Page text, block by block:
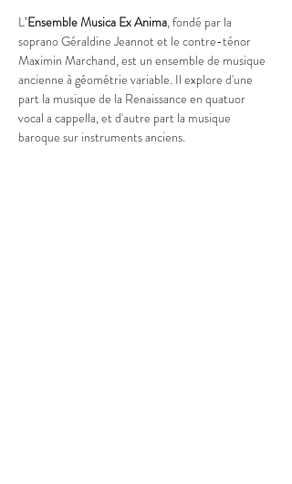
L’Ensemble Musica Ex Anima, fondé par la
soprano Géraldine Jeannot et le contre-ténor
Maximin Marchand, est un ensemble de musique
ancienne à géométrie variable. Il explore d'une
part la musique de la Renaissance en quatuor
vocal a cappella, et d'autre part la musique
baroque sur instruments anciens.